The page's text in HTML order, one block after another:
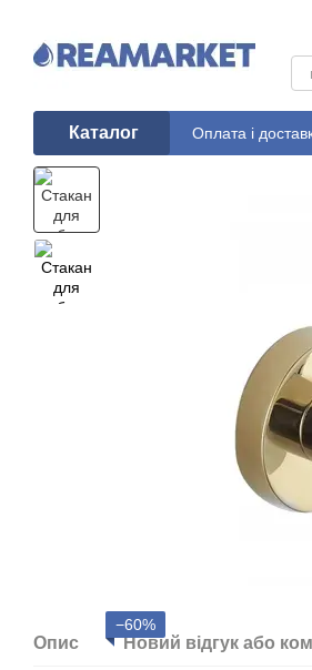
Каталог Оплата і
−60%
Опис Новий відгук або